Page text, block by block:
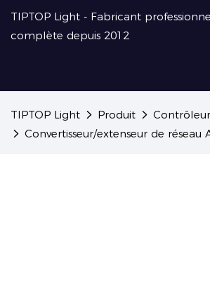
TIPTOP Light - Fabricant
complète depuis 2012
TIPTOP Light Produit
Convertisseur/extenseur de